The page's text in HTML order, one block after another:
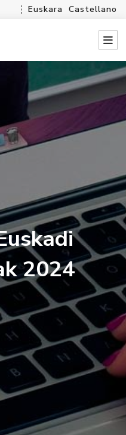
Euskara Castellano
2024